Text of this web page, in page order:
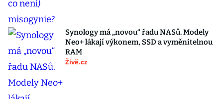
Synology má „novou“ řadu NASů. Modely
Neo+ lákají výkonem, SSD a vyměnitelnou
RAM
Živě.cz